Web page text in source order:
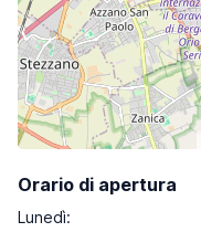
Orario di apertura
Lunedì: